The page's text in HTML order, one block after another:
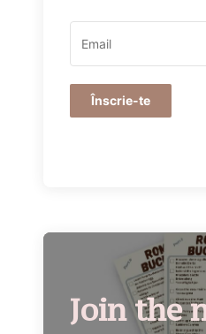
Înscrie-te
Join the